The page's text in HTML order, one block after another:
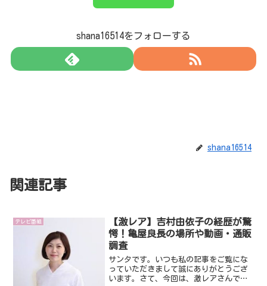
shana16514をフォローする
shana16514
関連記事
テレビ番組
【激レア】吉村由依子の経歴が驚
愕！亀屋良長の場所や動画・通販
調査
サンタです。いつも私の記事をご覧にな
っていただきまして誠にありがとうござ
います。さて、今回は、激レアさんで